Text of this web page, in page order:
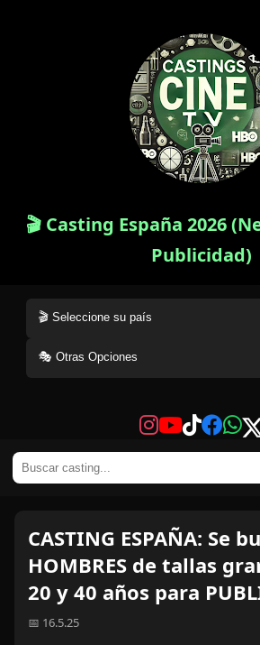
🎬 Casting España 2026
Publicidad)
CASTING ESPAÑA: Se
HOMBRES de tallas
20 y 40 años para
📅 16.5.25